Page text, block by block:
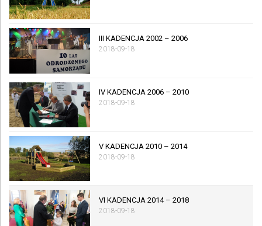
III KADENCJA 2002 – 2006
2018-09-18
IV KADENCJA 2006 – 2010
2018-09-18
V KADENCJA 2010 – 2014
2018-09-18
VI KADENCJA 2014 – 2018
2018-09-18